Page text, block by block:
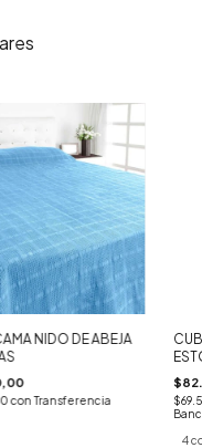
NIDO DE ABEJA
con Transferencia
4